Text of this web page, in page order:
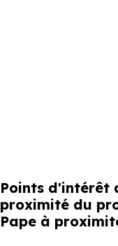
Points d'intérêt
proximité du
Pape à